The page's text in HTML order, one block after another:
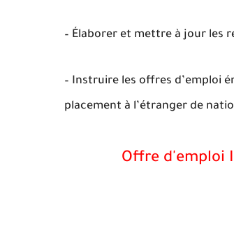
– Élaborer et mettre à jour les
– Instruire les offres d’emploi
placement à l’étranger de
Offre d'emploi